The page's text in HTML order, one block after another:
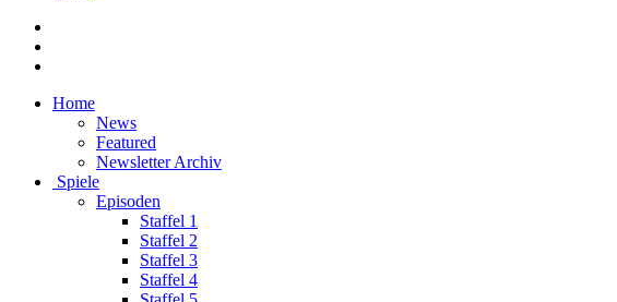
Home
News
Featured
Newsletter Archiv
Spiele
Episoden
Staffel 1
Staffel 2
Staffel 3
Staffel 4